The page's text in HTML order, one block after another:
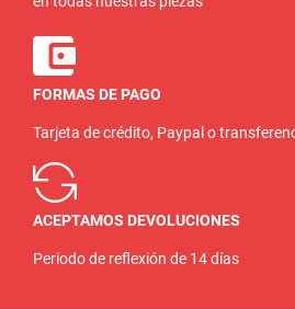
FORMAS DE PAGO
Tarjeta de crédito, Paypal o
ACEPTAMOS DEVOLUCIONES
Periodo de reflexión de 14 días